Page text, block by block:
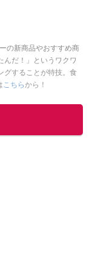
の新商品やおすすめ商
んだ！」というワクワ
グすることが特技。食
こちらから！
の他の記事を読む